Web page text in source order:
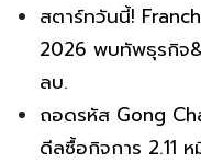
สตาร์ทวันนี้!
2026 พบทัพธุรกิจ
ลบ.
ถอดรหัส Gong
ดีลซื้อกิจการ 2.11